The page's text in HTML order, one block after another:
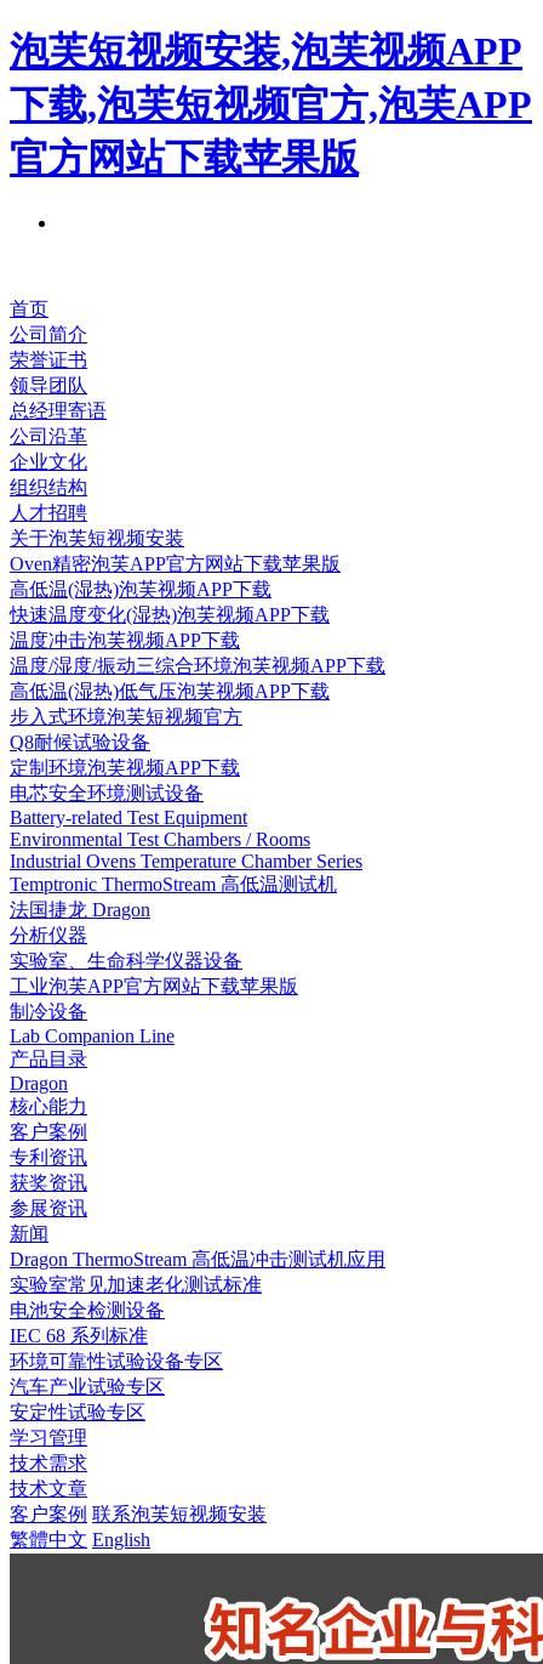
泡芙短视频安装,泡芙视频APP
下载,泡芙短视频官方,泡芙APP
官方网站下载苹果版
首页
公司简介
荣誉证书
领导团队
总经理寄语
公司沿革
企业文化
组织结构
人才招聘
关于泡芙短视频安装
Oven精密泡芙APP官方网站下载苹果版
高低温(湿热)泡芙视频APP下载
快速温度变化(湿热)泡芙视频APP下载
温度冲击泡芙视频APP下载
温度/湿度/振动三综合环境泡芙视频APP下载
高低温(湿热)低气压泡芙视频APP下载
步入式环境泡芙短视频官方
Q8耐候试验设备
定制环境泡芙视频APP下载
电芯安全环境测试设备
Battery-related Test Equipment
Environmental Test Chambers / Rooms
Industrial Ovens Temperature Chamber Series
Temptronic ThermoStream 高低温测试机
法国捷龙 Dragon
分析仪器
实验室、生命科学仪器设备
工业泡芙APP官方网站下载苹果版
制冷设备
Lab Companion Line
产品目录
Dragon
核心能力
客户案例
专利资讯
获奖资讯
参展资讯
新闻
Dragon ThermoStream 高低温冲击测试机应用
实验室常见加速老化测试标准
电池安全检测设备
IEC 68 系列标准
环境可靠性试验设备专区
汽车产业试验专区
安定性试验专区
学习管理
技术需求
技术文章
客户案例 联系泡芙短视频安装
繁體中文 English